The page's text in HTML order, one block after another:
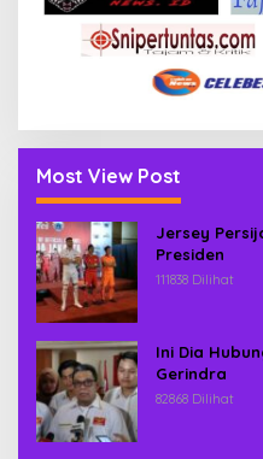
Most View Post
Jersey
Presiden
111838 Dilihat
Ini Dia
Gerindra
82868 Dilihat